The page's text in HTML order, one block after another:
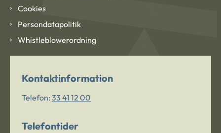
Cookies
Persondatapolitik
Whistleblowerordning
Kontaktinformation
Telefon: 33 41 12 00
Telefontider